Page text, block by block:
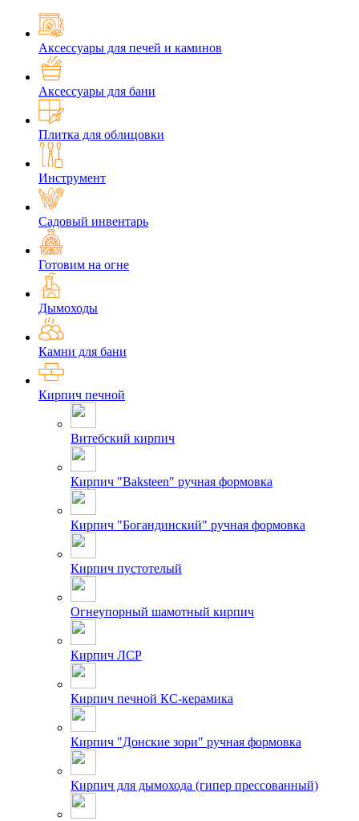
Аксессуары для печей и каминов
Аксессуары для бани
Плитка для облицовки
Инструмент
Садовый инвентарь
Готовим на огне
Дымоходы
Камни для бани
Кирпич печной
Витебский кирпич
Кирпич "Baksteen" ручная формовка
Кирпич "Богандинский" ручная формовка
Кирпич пустотелый
Огнеупорный шамотный кирпич
Кирпич ЛСР
Кирпич печной КС-керамика
Кирпич "Донские зори" ручная формовка
Кирпич для дымохода (гипер прессованный)